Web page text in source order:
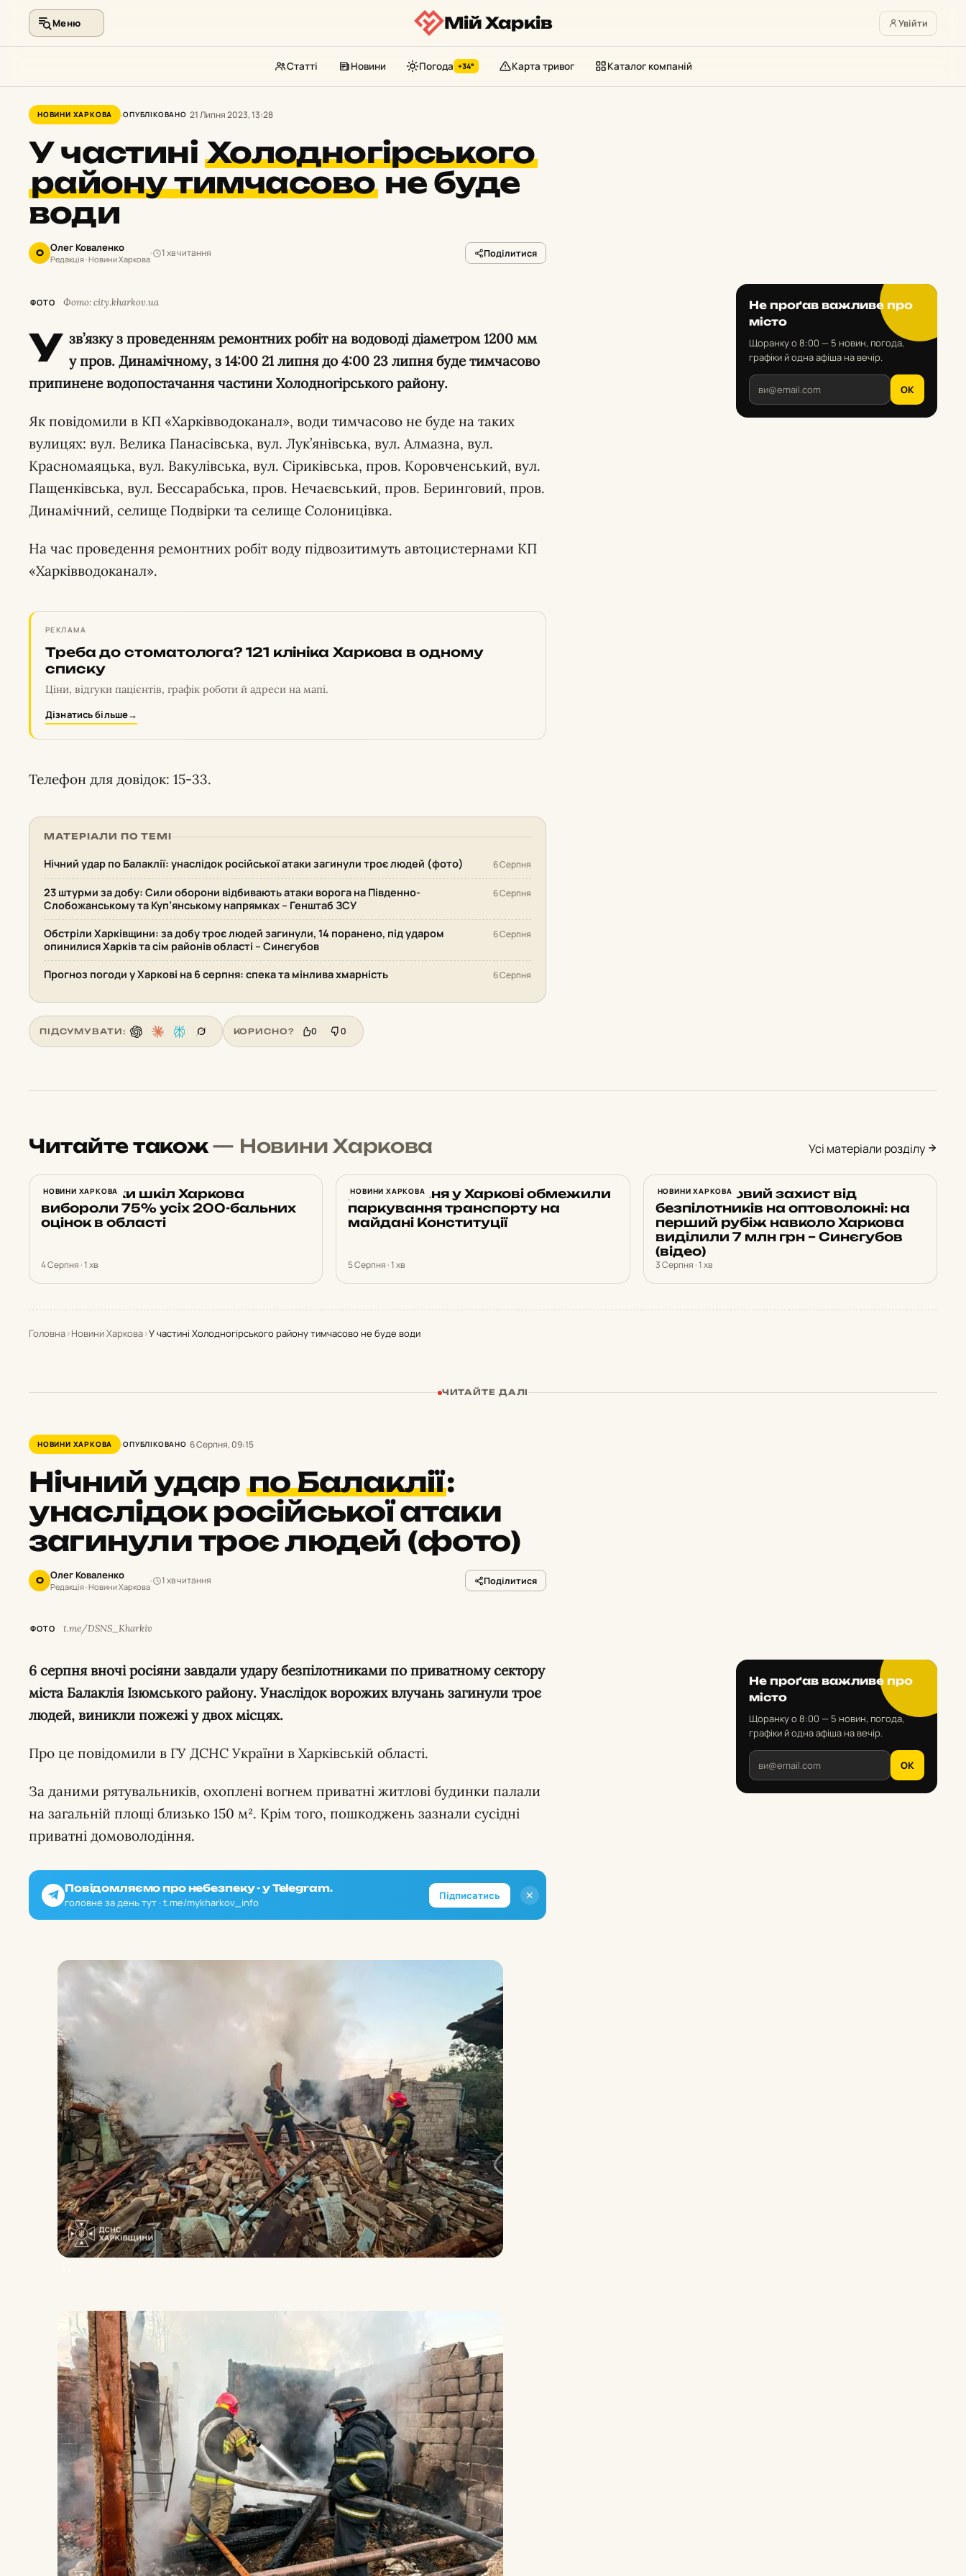
контенту
Меню Мій Харків Увійти
Статті Новини Погода +34° Карта тривог Каталог компаній
НОВИНИ ХАРКОВА ОПУБЛІКОВАНО 21 Липня 2023, 13:28
У частині Холодногірського
району тимчасовоне буде
води
О Олег Коваленко
Редакція · Новини Харкова
1 хв читання Поділитися
ФОТО Фото: city.kharkov.ua
У зв’язку з проведенням ремонтних робіт на водоводі діаметром 1200 мм
у пров. Динамічному, з 14:00 21 липня до 4:00 23 липня буде тимчасово
припинене водопостачання частини Холодногірського району.
Як повідомили в КП «Харківводоканал», води тимчасово не буде на таких
вулицях: вул. Велика Панасівська, вул. Лук’янівська, вул. Алмазна, вул.
Красномаяцька, вул. Вакулівська, вул. Сіриківська, пров. Коровченський, вул.
Пащенківська, вул. Бессарабська, пров. Нечаєвський, пров. Беринговий, пров.
Динамічний, селище Подвірки та селище Солоницівка.
На час проведення ремонтних робіт воду підвозитимуть автоцистернами КП
«Харківводоканал».
РЕКЛАМА
Треба до стоматолога? 121 клініка Харкова в одному
списку
Ціни, відгуки пацієнтів, графік роботи й адреси на мапі.
Дізнатись більше→
Телефон для довідок: 15-33.
МАТЕРІАЛИ ПО ТЕМІ
Нічний удар по Балаклії: унаслідок російської атаки загинули троє людей (фото) 6 Серпня
23 штурми за добу: Сили оборони відбивають атаки ворога на Південно-
Слобожанському та Куп’янському напрямках – Генштаб ЗСУ
6 Серпня
Обстріли Харківщини: за добу троє людей загинули, 14 поранено, під ударом
опинилися Харків та сім районів області – Синєгубов
6 Серпня
Прогноз погоди у Харкові на 6 серпня: спека та мінлива хмарність 6 Серпня
ПІДСУМУВАТИ: КОРИСНО? 0 0
Не проґав важливе про
місто
Щоранку о 8:00 — 5 новин, погода,
графіки й одна афіша на вечір.
OK
Читайте також— Новини Харкова Усі матеріали розділу
НОВИНИ ХАРКОВА
Випускники шкіл Харкова
вибороли 75% усіх 200-бальних
оцінок в області
4 Серпня · 1 хв
НОВИНИ ХАРКОВА
До 10 серпня у Харкові обмежили
паркування транспорту на
майдані Конституції
5 Серпня · 1 хв
НОВИНИ ХАРКОВА
Антидроновий захист від
безпілотників на оптоволокні: на
перший рубіж навколо Харкова
виділили 7 млн грн – Синєгубов
(відео)
3 Серпня · 1 хв
Головна›Новини Харкова›У частині Холодногірського району тимчасово не буде води
ЧИТАЙТЕ ДАЛІ
НОВИНИ ХАРКОВА ОПУБЛІКОВАНО 6 Серпня, 09:15
Нічний удар по Балаклії:
унаслідок російської атаки
загинули троє людей (фото)
О Олег Коваленко
Редакція · Новини Харкова
1 хв читання Поділитися
ФОТО t.me/DSNS_Kharkiv
6 серпня вночі росіяни завдали удару безпілотниками по приватному сектору
міста Балаклія Ізюмського району. Унаслідок ворожих влучань загинули троє
людей, виникли пожежі у двох місцях.
Про це повідомили в ГУ ДСНС України в Харківській області.
За даними рятувальників, охоплені вогнем приватні житлові будинки палали
на загальній площі близько 150 м². Крім того, пошкоджень зазнали сусідні
приватні домоволодіння.
✕
Повідомляємо про небезпеку - у Telegram.
головне за день тут · t.me/mykharkov_info
Підписатись
Не проґав важливе про
місто
Щоранку о 8:00 — 5 новин, погода,
графіки й одна афіша на вечір.
OK